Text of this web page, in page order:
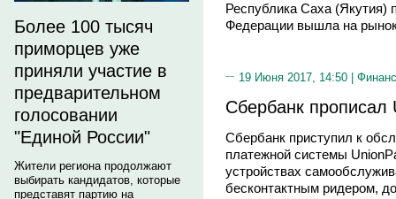
Более 100 тысяч
приморцев уже
приняли участие в
предварительном
голосовании
"Единой России"
Жители региона продолжают
выбирать кандидатов, которые
представят партию на
Республика Саха (Якутия)
Федерации вышла на
19 Июня 2017, 14:50 |
Сбербанк прописал
Сбербанк приступил к
платежной системы
устройствах
бесконтактным ридером,